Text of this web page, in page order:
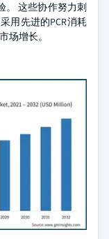
。 这些协作努力刺
用先进的PCR消耗
场增长。